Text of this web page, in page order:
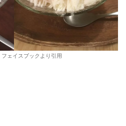
ェイスブックより引用